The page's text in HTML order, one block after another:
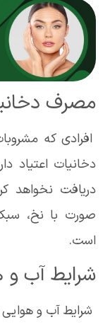
مصرف
افرادی که
دخانیات اعتیاد
دریافت نخواهد
صورت با نخ،
است.
شرایط آب
شرایط آب و هوایی